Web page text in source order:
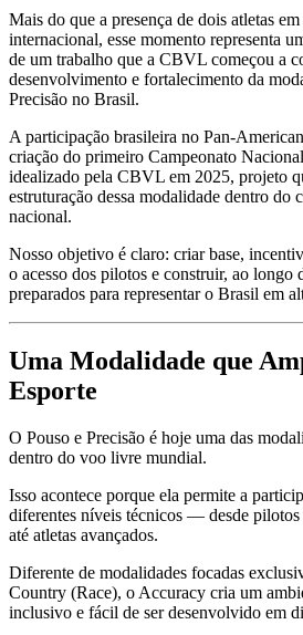
Mais do que a presença de dois atletas
internacional, esse momento representa
de um trabalho que a CBVL começou a
desenvolvimento e fortalecimento da
Precisão no Brasil.
A participação brasileira no Pan-
criação do primeiro Campeonato
idealizado pela CBVL em 2025, projeto
estruturação dessa modalidade dentro do
nacional.
Nosso objetivo é claro: criar base,
o acesso dos pilotos e construir, ao longo
preparados para representar o Brasil em
Uma Modalidade que
Esporte
O Pouso e Precisão é hoje uma das
dentro do voo livre mundial.
Isso acontece porque ela permite a
diferentes níveis técnicos — desde pilotos
até atletas avançados.
Diferente de modalidades focadas
Country (Race), o Accuracy cria um
inclusivo e fácil de ser desenvolvido em